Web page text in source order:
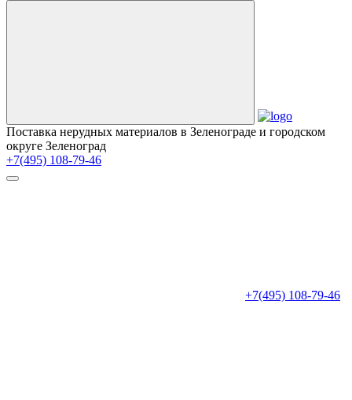
Поставка нерудных материалов в Зеленограде и городском
округе Зеленоград
+7(495) 108-79-46
+7(495) 108-79-46